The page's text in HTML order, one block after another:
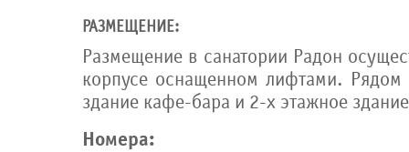
РАЗМЕЩЕНИЕ:
Размещение в санатории Радон
корпусе оснащенном лифтами. Рядом
здание кафе-бара и 2-х этажное
Номера: